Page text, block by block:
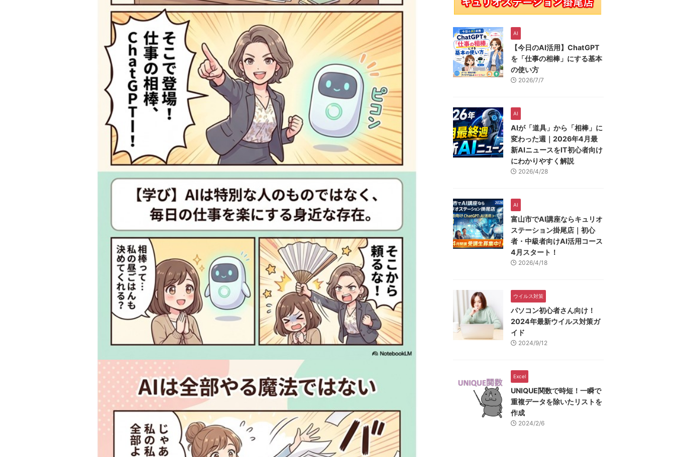
AI
【今日のAI活用】ChatGPT
を「仕事の相棒」にする基本
の使い方
2026/7/7
AI
AIが「道具」から「相棒」に
変わった週｜2026年4月最
新AIニュースをIT初心者向け
にわかりやすく解説
2026/4/28
AI
富山市でAI講座ならキュリオ
ステーション掛尾店｜初心
者・中級者向けAI活用コース
4月スタート！
2026/4/18
ウイルス対策
パソコン初心者さん向け！
2024年最新ウイルス対策ガ
イド
2024/9/12
Excel
UNIQUE関数で時短！一瞬で
重複データを除いたリストを
作成
2024/2/6